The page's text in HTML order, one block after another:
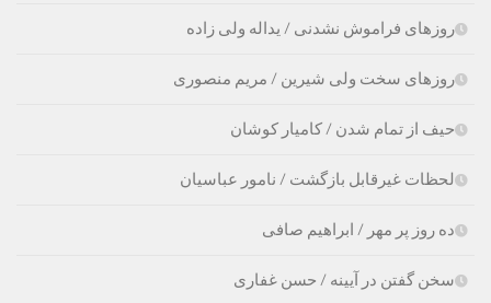
روزهای فراموش نشدنی / یداله ولی زاده
روزهای سخت ولی شیرین / مریم منصوری
حیف از تمام شدن / کامیار کوشان
لحظات غیرقابل بازگشت / نامور عباسیان
ده روز پر مهر / ابراهیم صافی
سخن گفتن در آیینه / حسن غفارى